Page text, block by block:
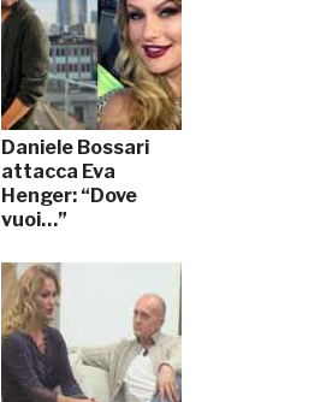
Daniele Bossari
attacca Eva
Henger: “Dove
vuoi…”